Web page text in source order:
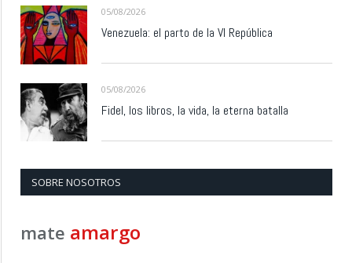
05/08/2026
Venezuela: el parto de la VI República
05/08/2026
Fidel, los libros, la vida, la eterna batalla
SOBRE NOSOTROS
mate amargo